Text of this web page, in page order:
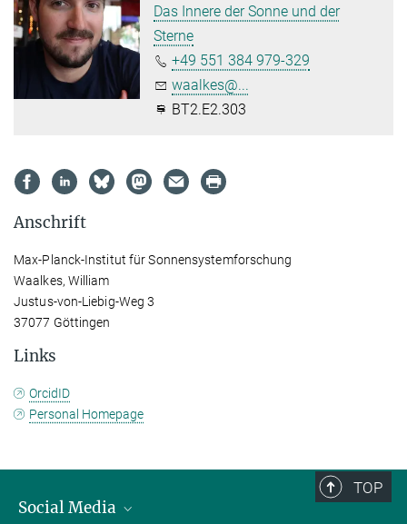
Das Innere der Sonne und der
Sterne
+49 551 384 979-329
waalkes@...
BT2.E2.303
Anschrift
Max-Planck-Institut für Sonnensystemforschung
Waalkes, William
Justus-von-Liebig-Weg 3
37077 Göttingen
Links
OrcidID
Personal Homepage
TOP
Social Media